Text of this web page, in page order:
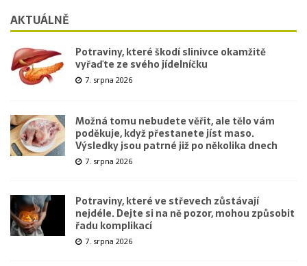
AKTUÁLNĚ
Potraviny, které škodí slinivce okamžitě
vyřaďte ze svého jídelníčku
7. srpna 2026
Možná tomu nebudete věřit, ale tělo vám
poděkuje, když přestanete jíst maso.
Výsledky jsou patrné již po několika dnech
7. srpna 2026
Potraviny, které ve střevech zůstávají
nejdéle. Dejte si na ně pozor, mohou způsobit
řadu komplikací
7. srpna 2026